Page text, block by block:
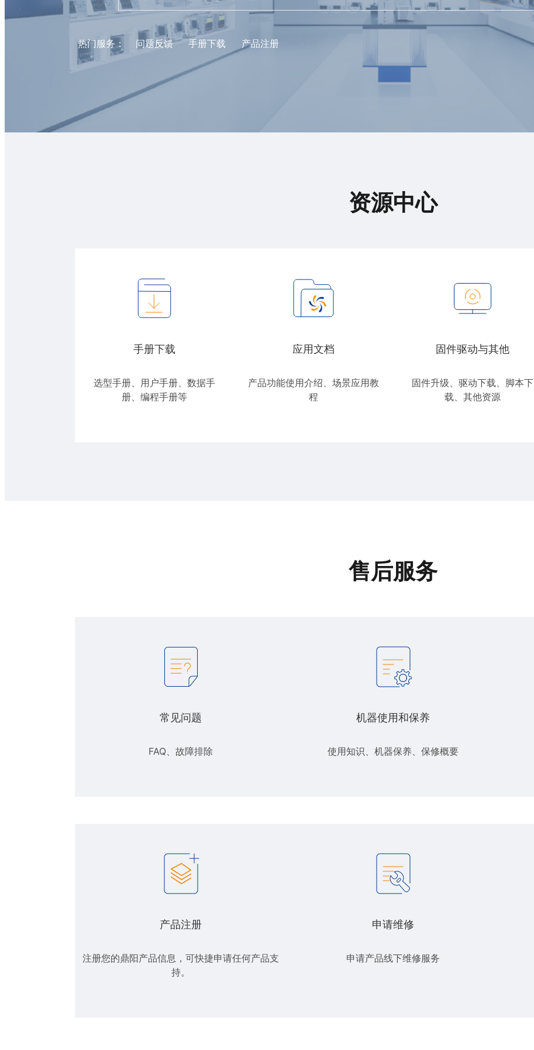
热门服务： 问题反馈 手册下载 产品注册
资源中心
手册下载
选型手册、用户手册、数据手
册、编程手册等
应用文档
产品功能使用介绍、场景应用教
程
固件驱动与其他
固件升级、驱动下载、脚本下
载、其他资源
售后服务
常见问题
FAQ、故障排除
机器使用和保养
使用知识、机器保养、保修概要
产品注册
注册您的鼎阳产品信息，可快捷申请任何产品支
持。
申请维修
申请产品线下维修服务